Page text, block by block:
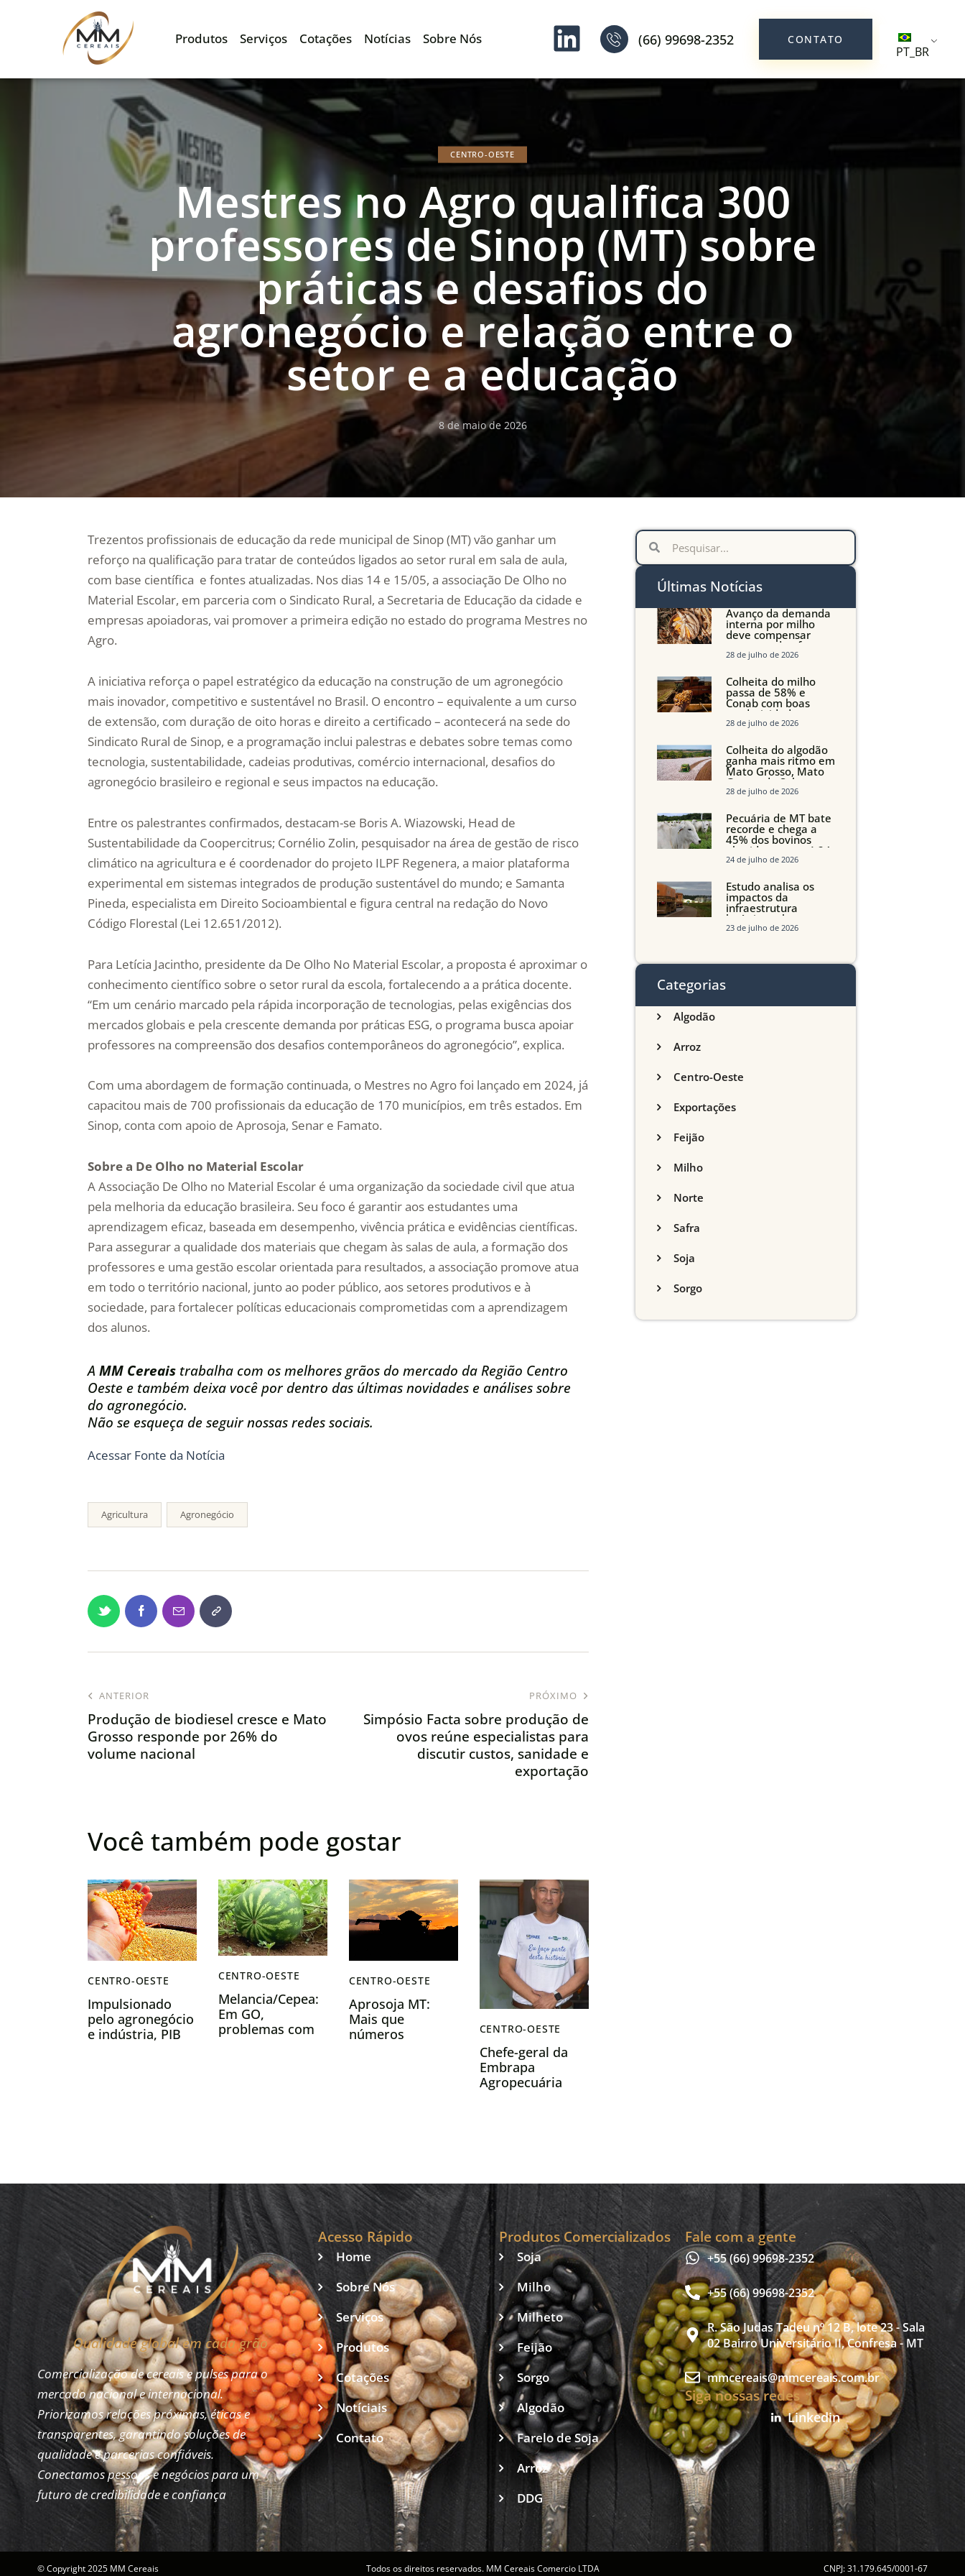
Produtos Serviços Cotações Notícias Sobre Nós (66) 99698-2352 CONTATO
PT_BR
CENTRO-OESTE
Mestres no Agro qualifica 300
professores de Sinop (MT) sobre
práticas e desafios do
agronegócio e relação entre o
setor e a educação
8 de maio de 2026
Trezentos profissionais de educação da rede municipal de Sinop (MT) vão ganhar um
reforço na qualificação para tratar de conteúdos ligados ao setor rural em sala de aula,
com base científica e fontes atualizadas. Nos dias 14 e 15/05, a associação De Olho no
Material Escolar, em parceria com o Sindicato Rural, a Secretaria de Educação da cidade e
empresas apoiadoras, vai promover a primeira edição no estado do programa Mestres no
Agro.
A iniciativa reforça o papel estratégico da educação na construção de um agronegócio
mais inovador, competitivo e sustentável no Brasil. O encontro – equivalente a um curso
de extensão, com duração de oito horas e direito a certificado – acontecerá na sede do
Sindicato Rural de Sinop, e a programação inclui palestras e debates sobre temas como
tecnologia, sustentabilidade, cadeias produtivas, comércio internacional, desafios do
agronegócio brasileiro e regional e seus impactos na educação.
Entre os palestrantes confirmados, destacam-se Boris A. Wiazowski, Head de
Sustentabilidade da Coopercitrus; Cornélio Zolin, pesquisador na área de gestão de risco
climático na agricultura e é coordenador do projeto ILPF Regenera, a maior plataforma
experimental em sistemas integrados de produção sustentável do mundo; e Samanta
Pineda, especialista em Direito Socioambiental e figura central na redação do Novo
Código Florestal (Lei 12.651/2012).
Para Letícia Jacintho, presidente da De Olho No Material Escolar, a proposta é aproximar o
conhecimento científico sobre o setor rural da escola, fortalecendo a a prática docente.
“Em um cenário marcado pela rápida incorporação de tecnologias, pelas exigências dos
mercados globais e pela crescente demanda por práticas ESG, o programa busca apoiar
professores na compreensão dos desafios contemporâneos do agronegócio”, explica.
Com uma abordagem de formação continuada, o Mestres no Agro foi lançado em 2024, já
capacitou mais de 700 profissionais da educação de 170 municípios, em três estados. Em
Sinop, conta com apoio de Aprosoja, Senar e Famato.
Sobre a De Olho no Material Escolar
A Associação De Olho no Material Escolar é uma organização da sociedade civil que atua
pela melhoria da educação brasileira. Seu foco é garantir aos estudantes uma
aprendizagem eficaz, baseada em desempenho, vivência prática e evidências científicas.
Para assegurar a qualidade dos materiais que chegam às salas de aula, a formação dos
professores e uma gestão escolar orientada para resultados, a associação promove atua
em todo o território nacional, junto ao poder público, aos setores produtivos e à
sociedade, para fortalecer políticas educacionais comprometidas com a aprendizagem
dos alunos.
A MM Cereais trabalha com os melhores grãos do mercado da Região Centro
Oeste e também deixa você por dentro das últimas novidades e análises sobre
do agronegócio.
Não se esqueça de seguir nossas redes sociais.
Acessar Fonte da Notícia
Agricultura Agronegócio
ANTERIOR
Produção de biodiesel cresce e Mato
Grosso responde por 26% do
volume nacional
PRÓXIMO
Simpósio Facta sobre produção de
ovos reúne especialistas para
discutir custos, sanidade e
exportação
Você também pode gostar
CENTRO-OESTE
Impulsionado
pelo agronegócio
e indústria, PIB
CENTRO-OESTE
Melancia/Cepea:
Em GO,
problemas com
CENTRO-OESTE
Aprosoja MT:
Mais que
números
CENTRO-OESTE
Chefe-geral da
Embrapa
Agropecuária
Últimas Notícias
Avanço da demanda
interna por milho
deve compensar
aumento da oferta
com safra recorde em
Imea
28 de julho de 2026
Colheita do milho
passa de 58% e
Conab com boas
produtividades em
Mato Grosso, mas
Maranhão e Piauí
28 de julho de 2026
Colheita do algodão
ganha mais ritmo em
Mato Grosso, Mato
Grosso do Sul e
Maranhão
28 de julho de 2026
Pecuária de MT bate
recorde e chega a
45% dos bovinos
abatidos com até 24
meses
24 de julho de 2026
Estudo analisa os
impactos da
infraestrutura
logística sobre a
produção agrícola de
23 de julho de 2026
Categorias
Algodão
Arroz
Centro-Oeste
Exportações
Feijão
Milho
Norte
Safra
Soja
Sorgo
Qualidade global em cada grão
Comercialização de cereais e pulses para o
mercado nacional e internacional.
Priorizamos relações próximas, éticas e
transparentes, garantindo soluções de
qualidade e parcerias confiáveis.
Conectamos pessoas e negócios para um
futuro de credibilidade e confiança
Acesso Rápido
Home
Sobre Nós
Serviços
Produtos
Cotações
Notíciais
Contato
Produtos Comercializados
Soja
Milho
Milheto
Feijão
Sorgo
Algodão
Farelo de Soja
Arroz
DDG
Fale com a gente
+55 (66) 99698-2352
+55 (66) 99698-2352
R. São Judas Tadeu nº 12 B, lote 23 - Sala
02 Bairro Universitário II, Confresa - MT
mmcereais@mmcereais.com.br
Siga nossas redes
Linkedin
© Copyright 2025 MM Cereais Todos os direitos reservados. MM Cereais Comercio LTDA CNPJ: 31.179.645/0001-67